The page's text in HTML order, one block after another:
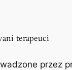
terapeuci
przez